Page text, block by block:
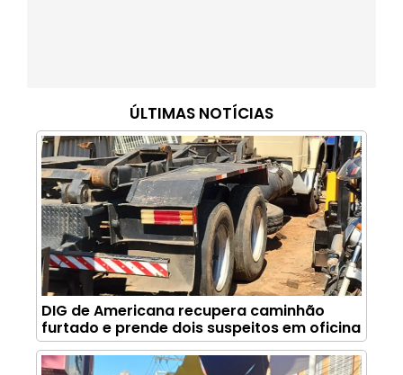
ÚLTIMAS NOTÍCIAS
DIG de Americana recupera caminhão
furtado e prende dois suspeitos em oficina